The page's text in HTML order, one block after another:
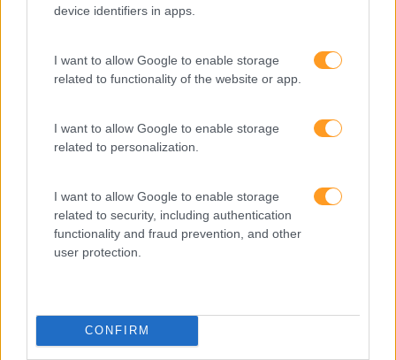
device identifiers in apps.
I want to allow Google to enable storage
related to functionality of the website or app.
I want to allow Google to enable storage
related to personalization.
I want to allow Google to enable storage
related to security, including authentication
functionality and fraud prevention, and other
user protection.
CONFIRM
Formações ajustadas
ao seu negócio
FORMAÇÕES À